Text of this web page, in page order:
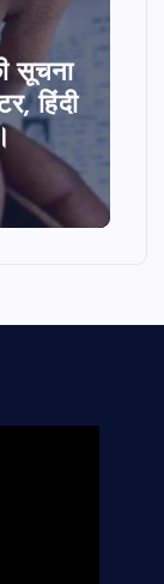
सूचना
हिंदी